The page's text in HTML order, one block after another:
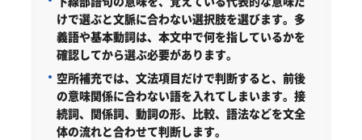
けで選ぶと文脈に合わない選択肢を選びます。多
義語や基本動詞は、本文中で何を指しているかを
確認してから選ぶ必要があります。
空所補充では、文法項目だけで判断すると、前後
の意味関係に合わない語を入れてしまいます。接
続詞、関係詞、動詞の形、比較、語法などを文全
体の流れと合わせて判断します。